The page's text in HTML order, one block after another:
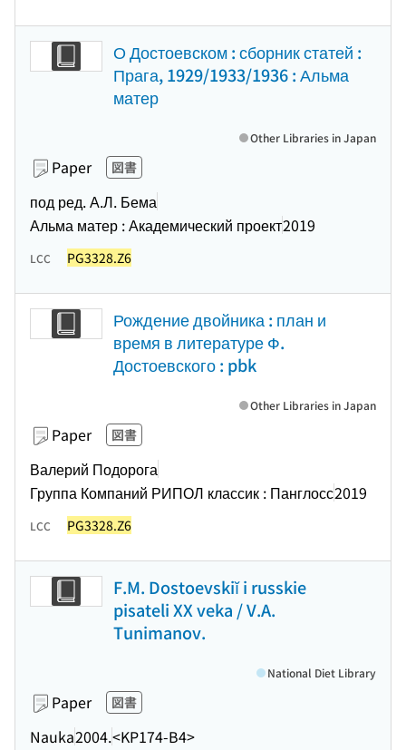
О Достоевском : сборник статей :
Прага, 1929/1933/1936 : Альма
матер
Paper 図書
под ред. А.Л. Бема
Альма матер : Академический проект2019
Other Libraries in Japan
LCC PG3328.Z6
Рождение двойника : план и
время в литературе Ф.
Достоевского : pbk
Paper 図書
Валерий Подорога
Группа Компаний РИПОЛ классик : Панглосс2019
Other Libraries in Japan
LCC PG3328.Z6
F.M. Dostoevskiĭ i russkie
pisateli XX veka / V.A.
Tunimanov.
Paper 図書
Nauka2004.<KP174-B4>
National Diet Library